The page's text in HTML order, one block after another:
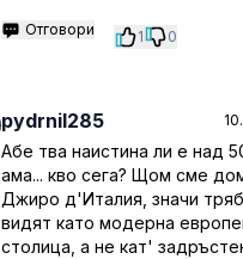
Отговори 1 0
pydrnil285
Абе тва наистина ли е над
ама... кво сега? Щом сме
Джиро д'Италия, значи
видят като модерна
столица, а не кат'